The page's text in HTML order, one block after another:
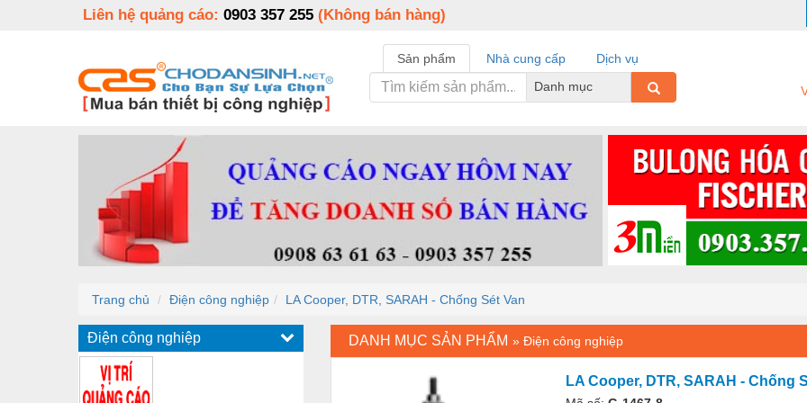
Liên hệ quảng cáo: 0903 357 255 (Không bán hàng)
Sản phẩm Nhà cung cấp
Dịch vụ
Danh mục
Trang chủ Điện công nghiệp LA Cooper, DTR, SARAH - Chống Sét Van
Điện công nghiệp DANH MỤC SẢN PHẨM » Điện công nghiệp
LA Cooper, DTR, SARAH - Chống